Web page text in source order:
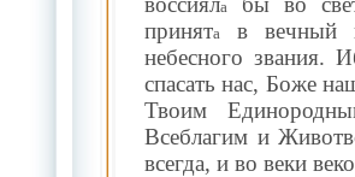
а
принята
в вечный
небесного звания.
спасать нас, Боже
Твоим
Всеблагим и
всегда, и во веки